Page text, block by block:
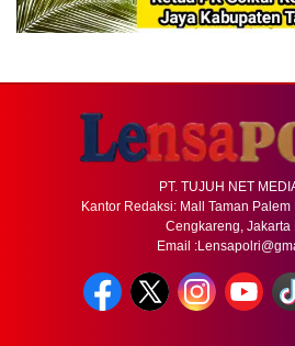
PT. TUJUH NET
Kantor Redaksi: Mall Taman
Cengkareng, Jakarta
Email